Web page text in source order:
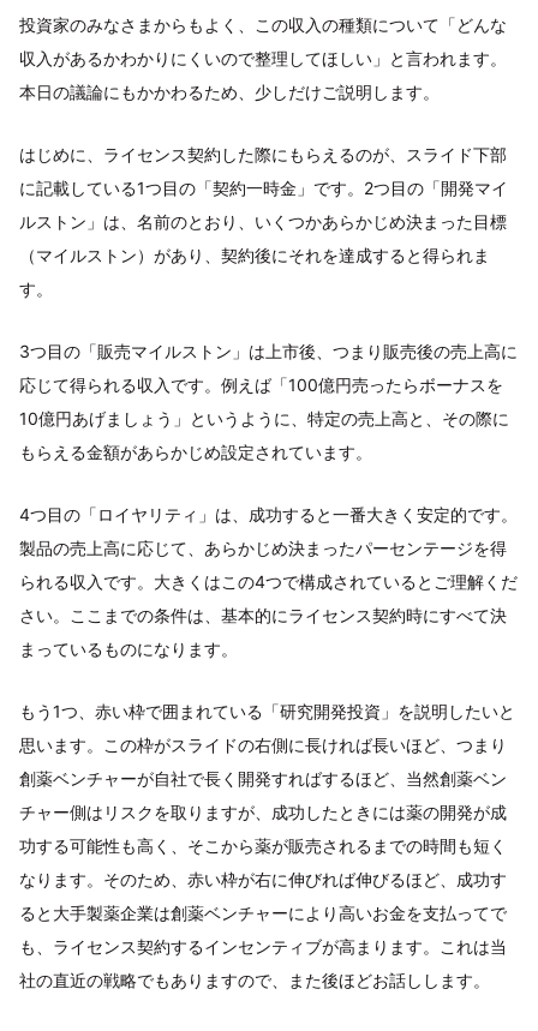
投資家のみなさまからもよく、この収入の種類について「どんな
収入があるかわかりにくいので整理してほしい」と言われます。
本日の議論にもかかわるため、少しだけご説明します。
はじめに、ライセンス契約した際にもらえるのが、スライド下部
に記載している1つ目の「契約一時金」です。2つ目の「開発マイ
ルストン」は、名前のとおり、いくつかあらかじめ決まった目標
（マイルストン）があり、契約後にそれを達成すると得られま
す。
3つ目の「販売マイルストン」は上市後、つまり販売後の売上高に
応じて得られる収入です。例えば「100億円売ったらボーナスを
10億円あげましょう」というように、特定の売上高と、その際に
もらえる金額があらかじめ設定されています。
4つ目の「ロイヤリティ」は、成功すると一番大きく安定的です。
製品の売上高に応じて、あらかじめ決まったパーセンテージを得
られる収入です。大きくはこの4つで構成されているとご理解くだ
さい。ここまでの条件は、基本的にライセンス契約時にすべて決
まっているものになります。
もう1つ、赤い枠で囲まれている「研究開発投資」を説明したいと
思います。この枠がスライドの右側に長ければ長いほど、つまり
創薬ベンチャーが自社で長く開発すればするほど、当然創薬ベン
チャー側はリスクを取りますが、成功したときには薬の開発が成
功する可能性も高く、そこから薬が販売されるまでの時間も短く
なります。そのため、赤い枠が右に伸びれば伸びるほど、成功す
ると大手製薬企業は創薬ベンチャーにより高いお金を支払ってで
も、ライセンス契約するインセンティブが高まります。これは当
社の直近の戦略でもありますので、また後ほどお話しします。